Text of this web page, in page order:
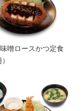
噌ロースかつ定食